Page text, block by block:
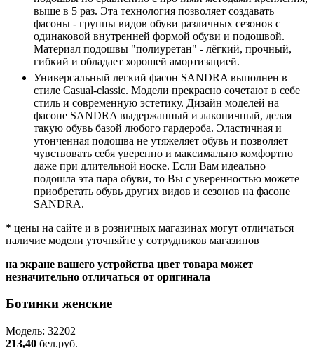
выше в 5 раз. Эта технология позволяет создавать
фасоны - группы видов обуви различных сезонов с
одинаковой внутренней формой обуви и подошвой.
Материал подошвы "полиуретан" - лёгкий, прочный,
гибкий и обладает хорошей амортизацией.
Универсальный легкий фасон SANDRA выполнен в
стиле Casual-classic. Модели прекрасно сочетают в себе
стиль и современную эстетику. Дизайн моделей на
фасоне SANDRA выдержанный и лаконичный, делая
такую обувь базой любого гардероба. Эластичная и
утонченная подошва не утяжеляет обувь и позволяет
чувствовать себя уверенно и максимально комфортно
даже при длительной носке. Если Вам идеально
подошла эта пара обуви, то Вы с уверенностью можете
приобретать обувь других видов и сезонов на фасоне
SANDRA.
* цены на сайте и в розничных магазинах могут отличаться
наличие модели уточняйте у сотрудников магазинов
на экране вашего устройства цвет товара может
незначительно отличаться от оригинала
Ботинки женские
Модель: 32202
213,40 бел.руб.